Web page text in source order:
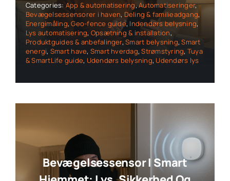
Categories: App & automatisering,Automatiseringer,
Bevægelsessensorer i haven, Deling & familieadgang,
Energimåling,Geo-fence guide, Indendørs belysning,
Lys automatisering, Opsætning & installation,
Produktguides & anbefalinger,Smart belysning,Smart
energi, Smart have, Smart hverdag,Strømstyring, Tuya
& SmartLife guide, Udendørs belysning,Udendørs lys
Bevægelsessensor I Smart